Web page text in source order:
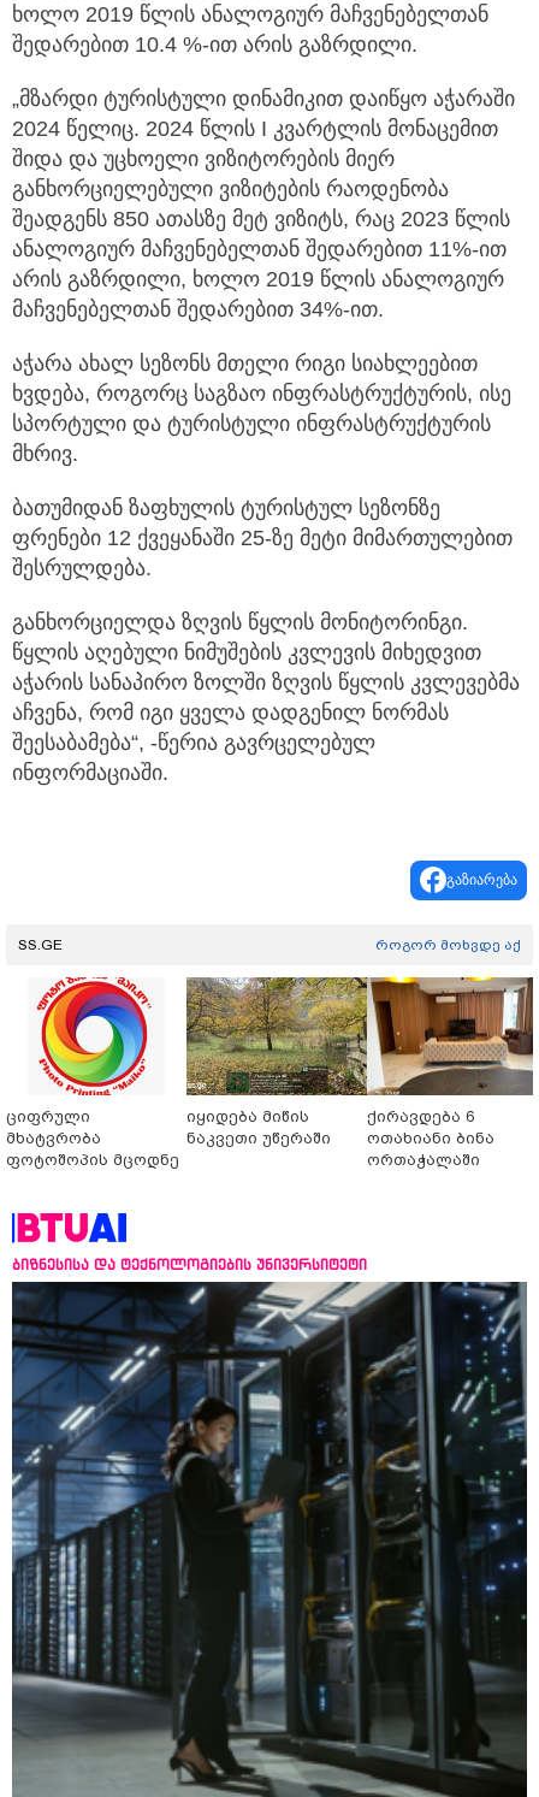
ხოლო 2019 წლის ანალოგიურ მაჩვენებელთან
შედარებით 10.4 %-ით არის გაზრდილი.
„მზარდი ტურისტული დინამიკით დაიწყო აჭარაში
2024 წელიც. 2024 წლის I კვარტლის მონაცემით
შიდა და უცხოელი ვიზიტორების მიერ
განხორციელებული ვიზიტების რაოდენობა
შეადგენს 850 ათასზე მეტ ვიზიტს, რაც 2023 წლის
ანალოგიურ მაჩვენებელთან შედარებით 11%-ით
არის გაზრდილი, ხოლო 2019 წლის ანალოგიურ
მაჩვენებელთან შედარებით 34%-ით.
აჭარა ახალ სეზონს მთელი რიგი სიახლეებით
ხვდება, როგორც საგზაო ინფრასტრუქტურის, ისე
სპორტული და ტურისტული ინფრასტრუქტურის
მხრივ.
ბათუმიდან ზაფხულის ტურისტულ სეზონზე
ფრენები 12 ქვეყანაში 25-ზე მეტი მიმართულებით
შესრულდება.
განხორციელდა ზღვის წყლის მონიტორინგი.
წყლის აღებული ნიმუშების კვლევის მიხედვით
აჭარის სანაპირო ზოლში ზღვის წყლის კვლევებმა
აჩვენა, რომ იგი ყველა დადგენილ ნორმას
შეესაბამება“, -წერია გავრცელებულ
ინფორმაციაში.
გაზიარება
SS.GE როგორ მოხვდე აქ
ციფრული
მხატვრობა
ფოტოშოპის მცოდნე
იყიდება მიწის
ნაკვეთი უწერაში
ქირავდება 6
ოთახიანი ბინა
ორთაჭალაში
ბიზნესისა და ტექნოლოგიების უნივერსიტეტი